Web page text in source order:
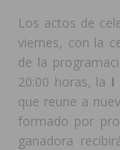
Los actos de
viernes, con la
de la
20:00 horas, la I
que reune a
formado por
ganadora